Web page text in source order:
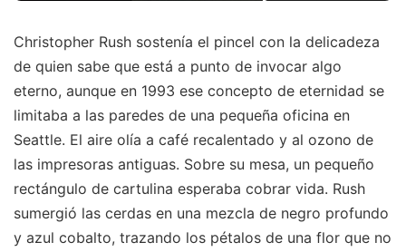
Christopher Rush sostenía el pincel con la delicadeza
de quien sabe que está a punto de invocar algo
eterno, aunque en 1993 ese concepto de eternidad se
limitaba a las paredes de una pequeña oficina en
Seattle. El aire olía a café recalentado y al ozono de
las impresoras antiguas. Sobre su mesa, un pequeño
rectángulo de cartulina esperaba cobrar vida. Rush
sumergió las cerdas en una mezcla de negro profundo
y azul cobalto, trazando los pétalos de una flor que no